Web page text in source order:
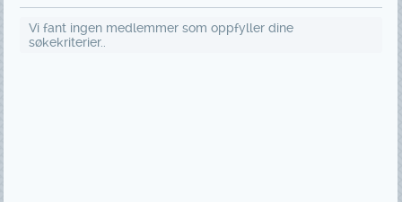
Vi fant ingen medlemmer som oppfyller dine
søkekriterier..